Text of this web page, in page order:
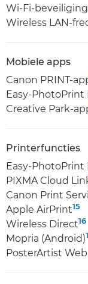
Wi-Fi-
Wireless LAN-
Mobiele apps
Canon PRINT-
Easy-PhotoPrint
Creative Park-
Printerfuncties
Easy-
PIXMA Cloud
Canon Print
Apple AirPrint15
Wireless Direct16
Mopria (Android)
PosterArtist Web